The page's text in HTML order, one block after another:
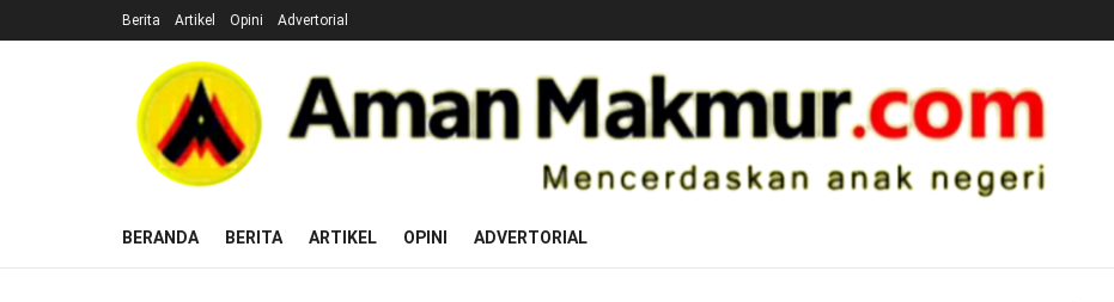
Berita Artikel Opini Advertorial
BERANDA BERITA ARTIKEL OPINI ADVERTORIAL